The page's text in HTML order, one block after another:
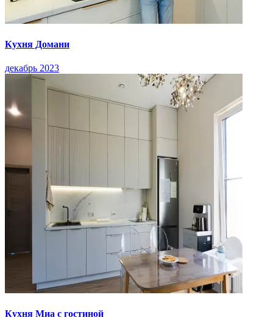
Кухня Домани
декабрь 2023
Кухня Миа с гостиной